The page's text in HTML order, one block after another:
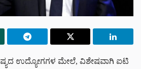
ಉದ್ಯೋಗಗಳ ಮೇಲೆ, ವಿಶೇಷವಾಗಿ ಐಟಿ